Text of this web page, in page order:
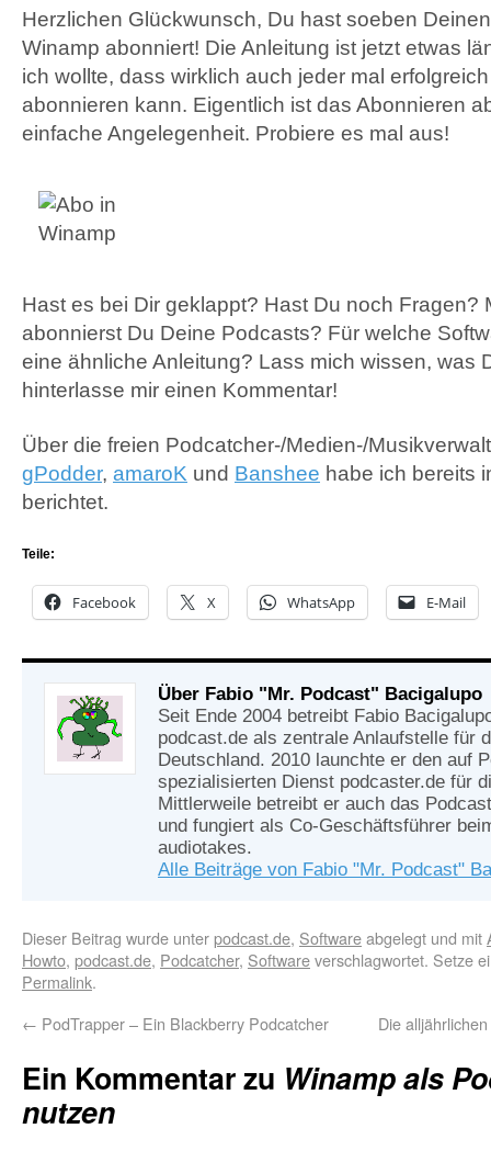
Herzlichen Glückwunsch, Du hast soeben
Winamp abonniert! Die Anleitung ist jetzt etwas
ich wollte, dass wirklich auch jeder mal
abonnieren kann. Eigentlich ist das Abonnieren
einfache Angelegenheit. Probiere es mal aus!
Hast es bei Dir geklappt? Hast Du noch Fragen?
abonnierst Du Deine Podcasts? Für welche
eine ähnliche Anleitung? Lass mich wissen, was
hinterlasse mir einen Kommentar!
Über die freien Podcatcher-/Medien-/
gPodder, amaroK und Banshee habe ich bereits
berichtet.
Teile:
Facebook X WhatsApp E-Mail
Über Fabio "Mr. Podcast" Bacigalupo
Seit Ende 2004 betreibt Fabio
podcast.de als zentrale Anlaufstelle für
Deutschland. 2010 launchte er den auf
spezialisierten Dienst podcaster.de für
Mittlerweile betreibt er auch das
und fungiert als Co-Geschäftsführer
audiotakes.
Alle Beiträge von Fabio "Mr. Podcast"
Dieser Beitrag wurde unterpodcast.de, Softwareabgelegt und mit
Howto, podcast.de, Podcatcher, Softwareverschlagwortet. Setze
Permalink.
← PodTrapper – Ein Blackberry Podcatcher Die
Ein Kommentar zu Winamp als
nutzen